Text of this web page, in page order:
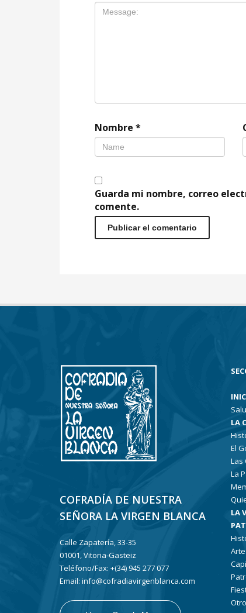
Nombre *
Guarda mi nombre, correo
comente.
COFRADÍA DE NUESTRA
SEÑORA LA VIRGEN BLANCA
Calle Zapatería, 33-35
01001, Vitoria-Gasteiz
Teléfono/Fax: +(34) 945 277 077
Email: info@cofradiavirgenblanca.com
LA
El
Las
La
LA